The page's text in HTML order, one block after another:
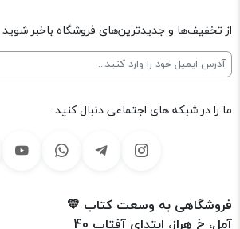
از تخفیف‌ها و جدیدترین‌های فروشگاه باخبر شوید
ما را در شبکه های اجتماعی دنبال کنید.
فروشگاهی به وسعت کتاب 💛
آمل، خ هراز، ابتدای آفتاب 40